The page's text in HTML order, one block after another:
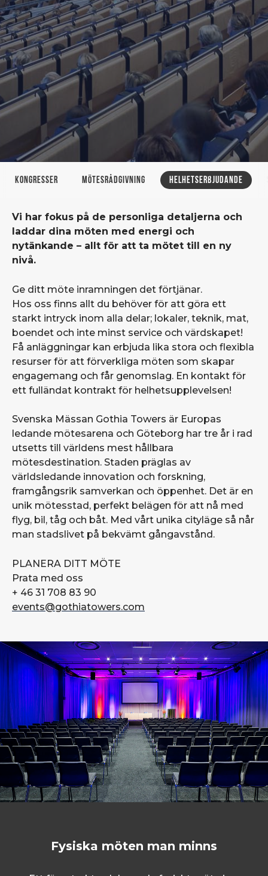
Kongresser Mötesrådgivning Helhetserbjudande
Vi har fokus på de personliga detaljerna och
laddar dina möten med energi och
nytänkande – allt för att ta mötet till en ny
nivå.
Ge ditt möte inramningen det förtjänar.
Hos oss finns allt du behöver för att göra ett
starkt intryck inom alla delar; lokaler, teknik, mat,
boendet och inte minst service och värdskapet!
Få anläggningar kan erbjuda lika stora och flexibla
resurser för att förverkliga möten som skapar
engagemang och får genomslag. En kontakt för
ett fulländat kontrakt för helhetsupplevelsen!
Svenska Mässan Gothia Towers är Europas
ledande mötesarena och Göteborg har tre år i rad
utsetts till världens mest hållbara
mötesdestination. Staden präglas av
världsledande innovation och forskning,
framgångsrik samverkan och öppenhet. Det är en
unik mötesstad, perfekt belägen för att nå med
flyg, bil, tåg och båt. Med vårt unika cityläge så når
man stadslivet på bekvämt gångavstånd.
PLANERA DITT MÖTE
Prata med oss
+ 46 31 708 83 90
events@gothiatowers.com
Fysiska möten man minns